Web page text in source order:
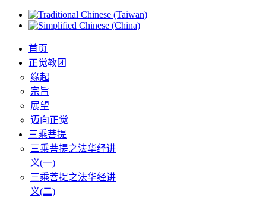
首页
正觉教团
缘起
宗旨
展望
迈向正觉
三乘菩提
三乘菩提之法华经讲
义(一)
三乘菩提之法华经讲
义(二)